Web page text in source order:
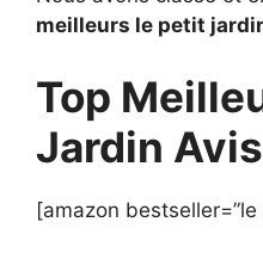
meilleurs le petit
Top
Jardin
[amazon